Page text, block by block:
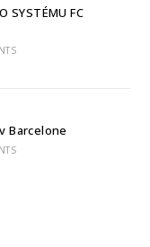
SYSTÉMU FC
Barcelone